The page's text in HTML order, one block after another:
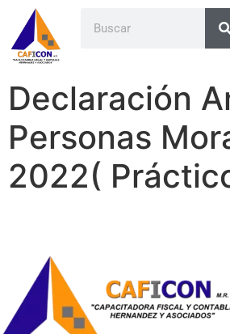
Declaración
Personas
2022(